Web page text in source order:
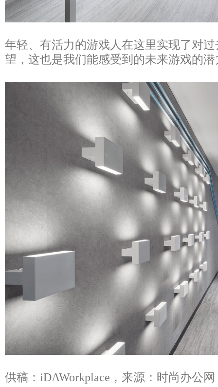
年轻、有活力的游戏人在这里实现了对
望，这也是我们能感受到的未来游戏的
供稿：iDAWorkplace，来源：时尚办公